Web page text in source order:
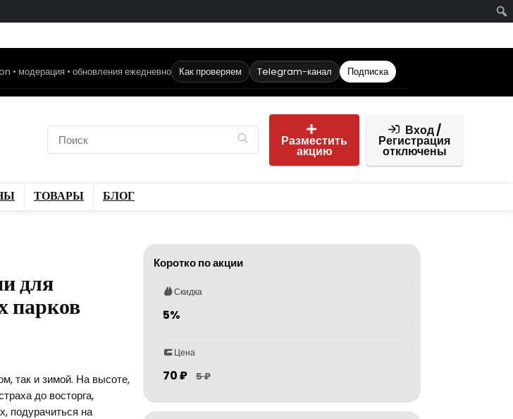
• модерация • обновления ежедневно Как проверяем Telegram-канал Подписка
Разместить
акцию
Вход /
Регистрация
отключены
ТОВАРЫ БЛОГ
для
парков
так и зимой. На высоте,
до восторга,
подурачиться на
Коротко по акции
Скидка
5%
Цена
70 ₽ 5 ₽